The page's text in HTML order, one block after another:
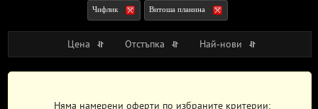
Чифлик Витоша планина
Цена Отстъпка Най-нови
Няма намерени оферти по избраните критерии: